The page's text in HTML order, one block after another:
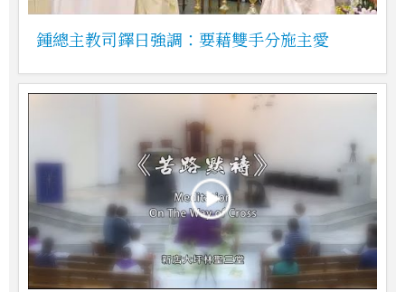
鍾總主教司鐸日強調：要藉雙手分施主愛